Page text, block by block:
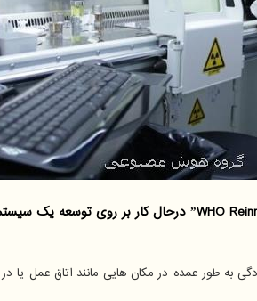
به طور عمده در مکان هایی مانند اتاق عمل یا